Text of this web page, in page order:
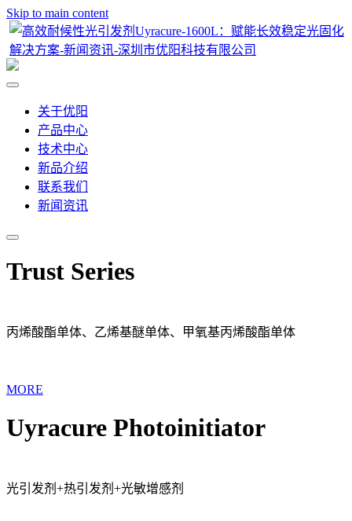
Skip to main content
关于优阳
产品中心
技术中心
新品介绍
联系我们
新闻资讯
Trust Series
丙烯酸酯单体、乙烯基醚单体、甲氧基丙烯酸酯单体
MORE
Uyracure Photoinitiator
光引发剂+热引发剂+光敏增感剂